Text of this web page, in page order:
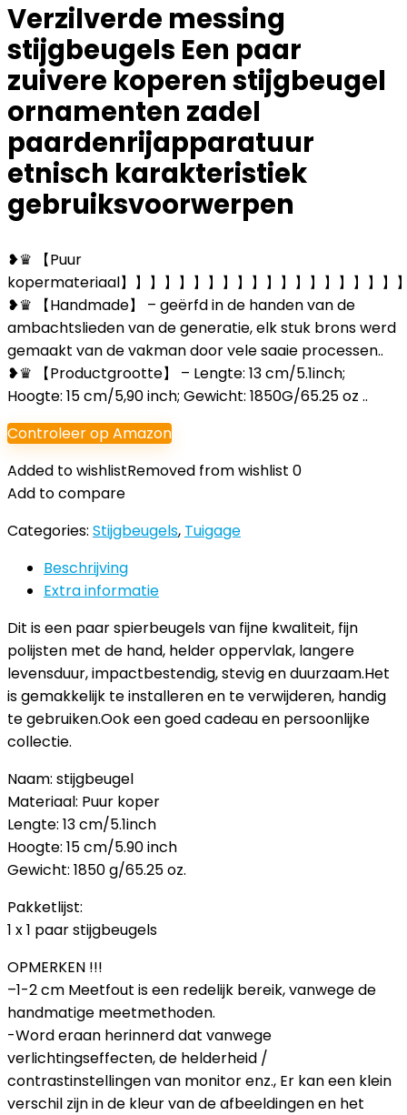
Verzilverde messing
stijgbeugels Een paar
zuivere koperen stijgbeugel
ornamenten zadel
paardenrijapparatuur
etnisch karakteristiek
gebruiksvoorwerpen
❥♛ 【Puur
kopermateriaal】】】】】】】】】】】】】】】】】】】
❥♛ 【Handmade】 – geërfd in de handen van de
ambachtslieden van de generatie, elk stuk brons werd
gemaakt van de vakman door vele saaie processen..
❥♛ 【Productgrootte】 – Lengte: 13 cm/5.1inch;
Hoogte: 15 cm/5,90 inch; Gewicht: 1850G/65.25 oz ..
Controleer op Amazon
Added to wishlistRemoved from wishlist 0
Add to compare
Categories: Stijgbeugels, Tuigage
Beschrijving
Extra informatie
Dit is een paar spierbeugels van fijne kwaliteit, fijn
polijsten met de hand, helder oppervlak, langere
levensduur, impactbestendig, stevig en duurzaam.Het
is gemakkelijk te installeren en te verwijderen, handig
te gebruiken.Ook een goed cadeau en persoonlijke
collectie.
Naam: stijgbeugel
Materiaal: Puur koper
Lengte: 13 cm/5.1inch
Hoogte: 15 cm/5.90 inch
Gewicht: 1850 g/65.25 oz.
Pakketlijst:
1 x 1 paar stijgbeugels
OPMERKEN !!!
–1-2 cm Meetfout is een redelijk bereik, vanwege de
handmatige meetmethoden.
-Word eraan herinnerd dat vanwege
verlichtingseffecten, de helderheid /
contrastinstellingen van monitor enz., Er kan een klein
verschil zijn in de kleur van de afbeeldingen en het